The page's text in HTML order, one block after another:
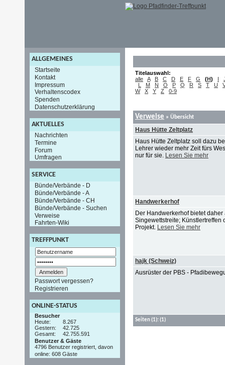
ALLGEMEINES
Startseite
Kontakt
Impressum
Verhaltenscodex
Spenden
Datenschutzerklärung
AKTUELLES
Nachrichten
Termine
Forum
Umfragen
SERVICE
Bünde/Verbände - D
Bünde/Verbände - A
Bünde/Verbände - CH
Bünde/Verbände - Suchen
Verweise
Fahrten-Wiki
TREFFPUNKT
Passwort vergessen?
Registrieren
ONLINE-STATUS
Besucher
Heute:
8.267
Gestern:
42.725
Gesamt:
42.755.591
Benutzer & Gäste
4796 Benutzer registriert, davon
online: 608 Gäste
Titelauswahl:
alle
A B C D E F G (H) I
L
M N O P Q R S T U
W
X Y Z 0-9
Verweise » Übersicht
Haus Hütte Zeltplatz
Haus Hütte Zeltplatz soll dazu
Lehrer wieder mehr Zeit fürs
nur für sie. Lesen Sie mehr
Handwerkerhof
Der Handwerkerhof bietet
Singewettstreite;
Projekt. Lesen Sie mehr
hajk (Schweiz)
Ausrüster der PBS -
Seiten(1): (1)